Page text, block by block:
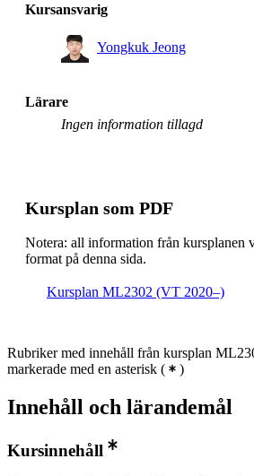
Kursansvarig
Yongkuk Jeong
Lärare
Ingen information tillagd
Kursplan som PDF
Notera: all information från kursplanen
format på denna sida.
Kursplan ML2302 (VT 2020–)
Rubriker med innehåll från kursplan
markerade med en asterisk ( )
Innehåll och lärandemål
Kursinnehåll